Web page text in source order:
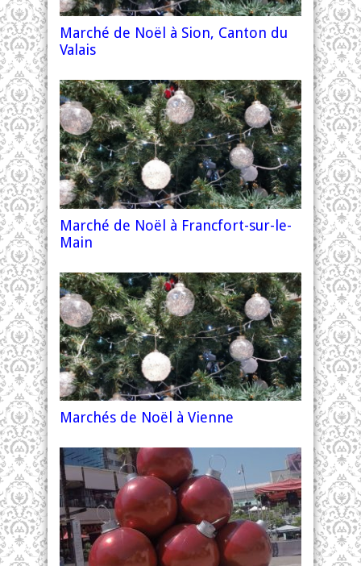
Marché de Noël à Sion, Canton du
Valais
Marché de Noël à Francfort-sur-le-
Main
Marchés de Noël à Vienne